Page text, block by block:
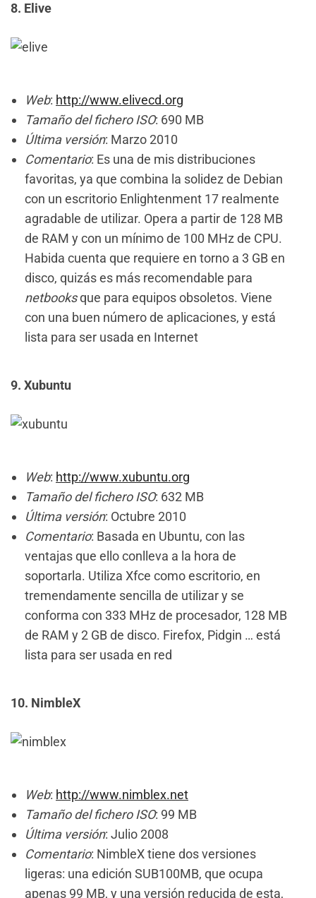
8. Elive
Web: http://www.elivecd.org
Tamaño del fichero ISO: 690 MB
Última versión: Marzo 2010
Comentario: Es una de mis distribuciones
favoritas, ya que combina la solidez de Debian
con un escritorio Enlightenment 17 realmente
agradable de utilizar. Opera a partir de 128 MB
de RAM y con un mínimo de 100 MHz de CPU.
Habida cuenta que requiere en torno a 3 GB en
disco, quizás es más recomendable para
netbooksque para equipos obsoletos. Viene
con una buen número de aplicaciones, y está
lista para ser usada en Internet
9. Xubuntu
Web: http://www.xubuntu.org
Tamaño del fichero ISO: 632 MB
Última versión: Octubre 2010
Comentario: Basada en Ubuntu, con las
ventajas que ello conlleva a la hora de
soportarla. Utiliza Xfce como escritorio, en
tremendamente sencilla de utilizar y se
conforma con 333 MHz de procesador, 128 MB
de RAM y 2 GB de disco. Firefox, Pidgin … está
lista para ser usada en red
10. NimbleX
Web: http://www.nimblex.net
Tamaño del fichero ISO: 99 MB
Última versión: Julio 2008
Comentario: NimbleX tiene dos versiones
ligeras: una edición SUB100MB, que ocupa
apenas 99 MB, y una versión reducida de esta,